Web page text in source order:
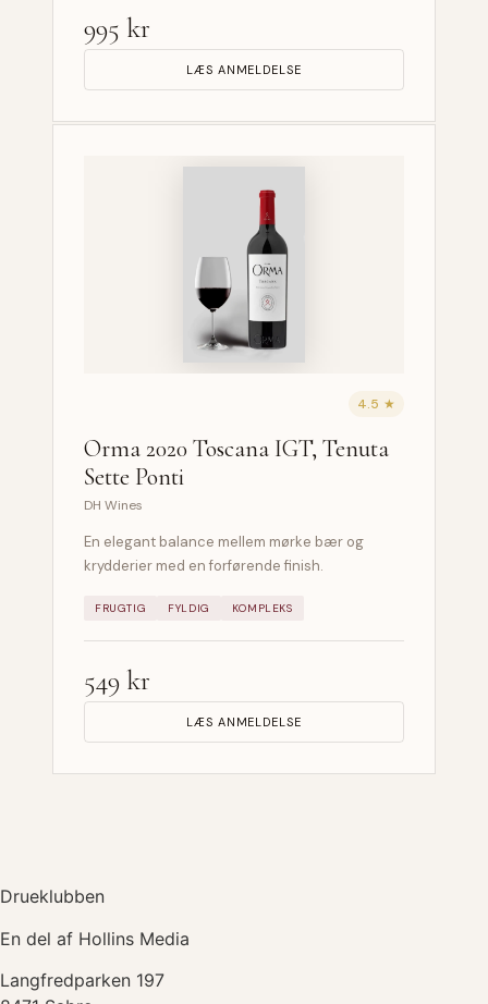
995 kr
LÆS ANMELDELSE
4.5 ★
Orma 2020 Toscana IGT, Tenuta
Sette Ponti
DH Wines
En elegant balance mellem mørke bær og
krydderier med en forførende finish.
FRUGTIG FYLDIG KOMPLEKS
549 kr
LÆS ANMELDELSE
Drueklubben
En del af Hollins Media
Langfredparken 197